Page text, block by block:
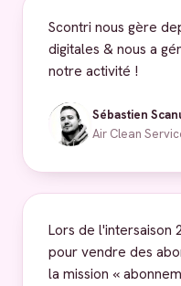
Scontri nous gère
digitales & nous a
notre activité !
Sébastien
Air Clean
Lors de l'intersaison
pour vendre des
la mission «